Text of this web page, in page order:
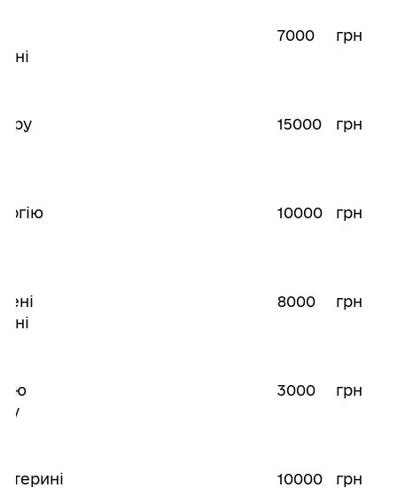
7000 грн
15000 грн
10000 грн
8000 грн
3000 грн
10000 грн